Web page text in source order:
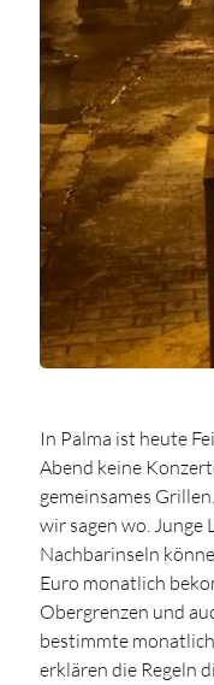
In Palma ist heute
Abend keine
gemeinsames
wir sagen wo. Junge
Nachbarinseln
Euro monatlich
Obergrenzen und
bestimmte
erklären die Regeln